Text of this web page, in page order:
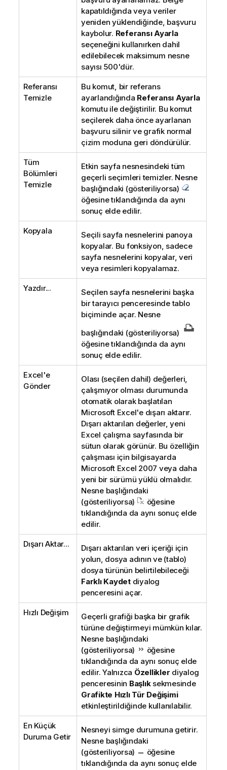
kapatıldığında veya veriler
yeniden yüklendiğinde, başvuru
kaybolur. Referansı Ayarla
seçeneğini kullanırken dahil
edilebilecek maksimum nesne
sayısı 500'dür.
Referansı
Temizle
Bu komut, bir referans
ayarlandığında Referansı Ayarla
komutu ile değiştirilir. Bu komut
seçilerek daha önce ayarlanan
başvuru silinir ve grafik normal
çizim moduna geri döndürülür.
Tüm
Bölümleri
Temizle
Etkin sayfa nesnesindeki tüm
geçerli seçimleri temizler. Nesne
başlığındaki (gösteriliyorsa)
öğesine tıklandığında da aynı
sonuç elde edilir.
Kopyala
Seçili sayfa nesnelerini panoya
kopyalar. Bu fonksiyon, sadece
sayfa nesnelerini kopyalar, veri
veya resimleri kopyalamaz.
Yazdır...
Seçilen sayfa nesnelerini başka
bir tarayıcı penceresinde tablo
biçiminde açar. Nesne
başlığındaki (gösteriliyorsa)
öğesine tıklandığında da aynı
sonuç elde edilir.
Excel'e
Gönder
Olası (seçilen dahil) değerleri,
çalışmıyor olması durumunda
otomatik olarak başlatılan
Microsoft Excel'e dışarı aktarır.
Dışarı aktarılan değerler, yeni
Excel çalışma sayfasında bir
sütun olarak görünür. Bu özelliğin
çalışması için bilgisayarda
Microsoft Excel 2007 veya daha
yeni bir sürümü yüklü olmalıdır.
Nesne başlığındaki
(gösteriliyorsa)
öğesine
tıklandığında da aynı sonuç elde
edilir.
Dışarı Aktar...
Dışarı aktarılan veri içeriği için
yolun, dosya adının ve (tablo)
dosya türünün belirtilebileceği
Farklı Kaydetdiyalog
penceresini açar.
Hızlı Değişim
Geçerli grafiği başka bir grafik
türüne değiştirmeyi mümkün kılar.
Nesne başlığındaki
(gösteriliyorsa)
öğesine
tıklandığında da aynı sonuç elde
edilir. Yalnızca Özellikler diyalog
penceresinin Başlıksekmesinde
Grafikte Hızlı Tür Değişimi
etkinleştirildiğinde kullanılabilir.
En Küçük
Duruma Getir
Nesneyi simge durumuna getirir.
Nesne başlığındaki
(gösteriliyorsa)
öğesine
tıklandığında da aynı sonuç elde